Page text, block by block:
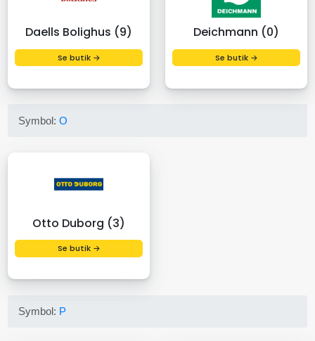
Daells Bolighus (9)
Se butik →
Deichmann (0)
Se butik →
Symbol:O
Otto Duborg (3)
Se butik →
Symbol: P